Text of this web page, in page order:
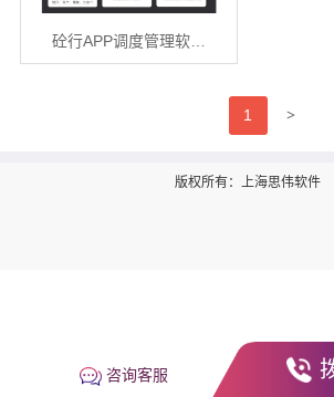
砼行APP调度管理软…
1 >
版权所有：上海思伟软件
咨询客服